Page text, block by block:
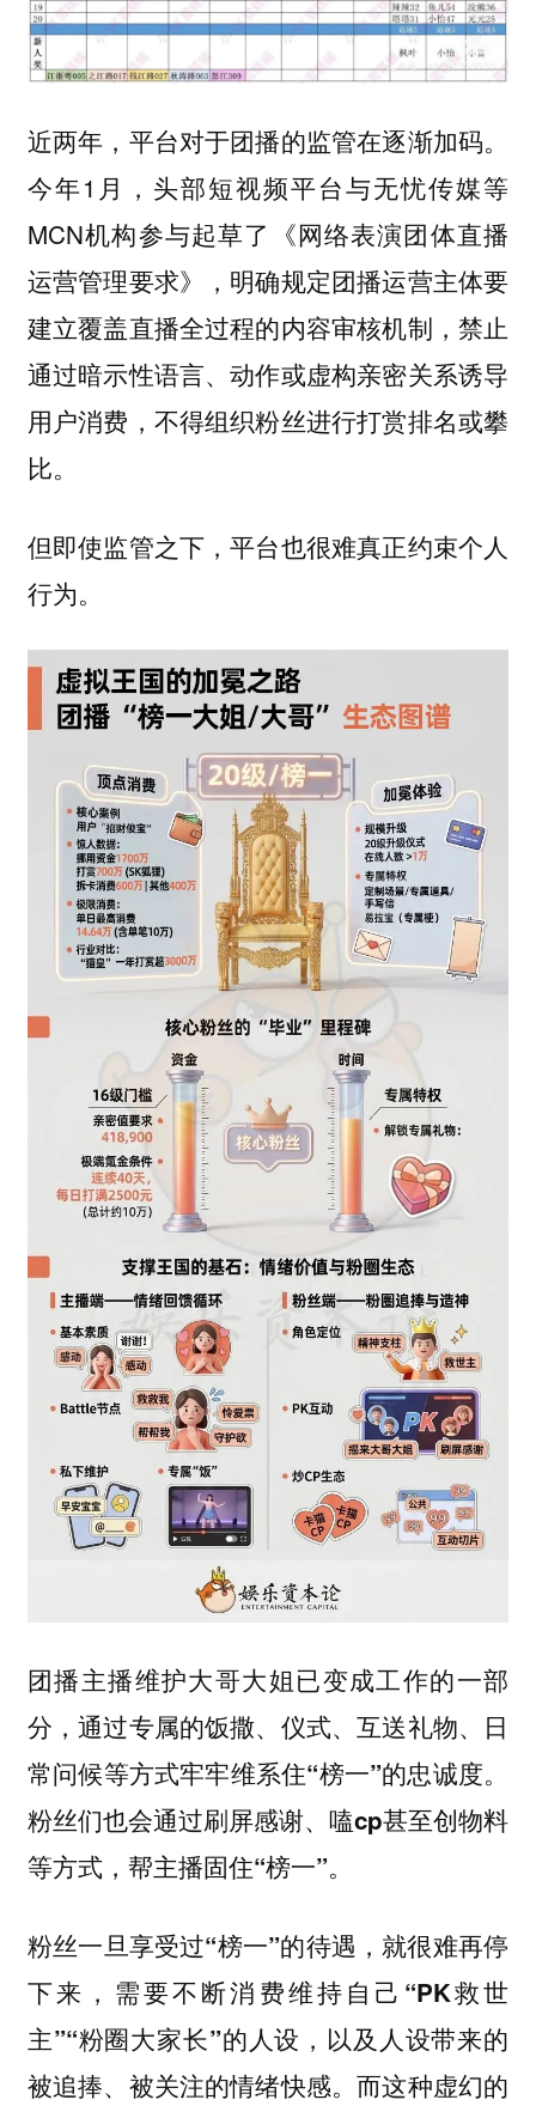
近两年，平台对于团播的监管在逐渐加码。
今年1月，头部短视频平台与无忧传媒等
MCN机构参与起草了《网络表演团体直播
运营管理要求》，明确规定团播运营主体要
建立覆盖直播全过程的内容审核机制，禁止
通过暗示性语言、动作或虚构亲密关系诱导
用户消费，不得组织粉丝进行打赏排名或攀
比。
但即使监管之下，平台也很难真正约束个人
行为。
团播主播维护大哥大姐已变成工作的一部
分，通过专属的饭撒、仪式、互送礼物、日
常问候等方式牢牢维系住“榜一”的忠诚度。
粉丝们也会通过刷屏感谢、嗑cp甚至创物料
等方式，帮主播固住“榜一”。
粉丝一旦享受过“榜一”的待遇，就很难再停
下来，需要不断消费维持自己“PK救世
主”“粉圈大家长”的人设，以及人设带来的
被追捧、被关注的情绪快感。而这种虚幻的